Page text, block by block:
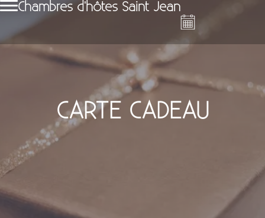
Chambres d'hôtes Saint Jean
CARTE CADEAU